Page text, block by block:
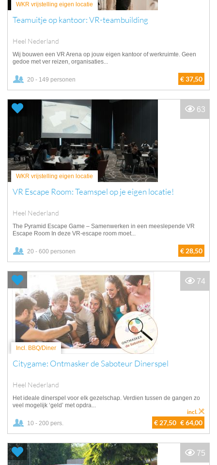
WKR vrijstelling eigen locatie
Teamuitje op kantoor: VR-teambuilding
Heel Nederland
Wij bouwen een VR Arena op jouw eigen kantoor of werkruimte. Geen
gedoe met ver reizen, organisaties...
20 - 149 personen € 37,50
WKR vrijstelling eigen locatie
VR Escape Room: Teamspel op je eigen locatie!
Heel Nederland
The Pyramid Escape Game – Samenwerken in een meeslepende VR
Escape Room In deze VR-escape room moet...
20 - 600 personen € 28,50
63
Incl. BBQ/Diner
Citygame: Ontmasker de Saboteur Dinerspel
Heel Nederland
Het ideale dinerspel voor elk gezelschap. Verdien tussen de gangen zo
veel mogelijk ‘geld’ met opdra...
10 - 200 pers. € 27,50 € 64,00
incl.
74
75